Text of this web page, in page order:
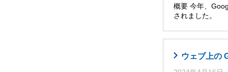
概要 今年、
されました。
ウェブ上の